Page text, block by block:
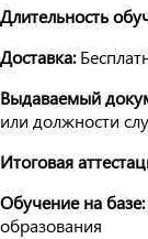
Длительность
Доставка:
Выдаваемый
или должности
Итоговая
Обучение на базе:
образования